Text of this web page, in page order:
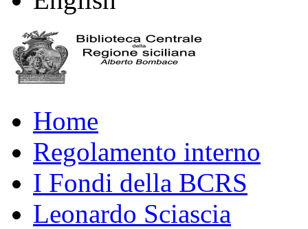
Home
Regolamento interno
I Fondi della BCRS
Leonardo Sciascia